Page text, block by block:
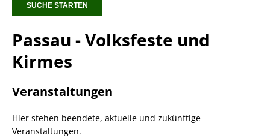
Passau - Volksfeste und
Kirmes
Veranstaltungen
Hier stehen beendete, aktuelle und zukünftige
Veranstaltungen.